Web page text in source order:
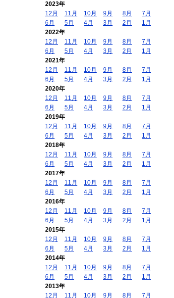
2023年
12月
11月 10月 9月 8月
7月
6月
5月 4月 3月 2月
1月
2022年
12月
11月 10月 9月 8月
7月
6月
5月 4月 3月 2月
1月
2021年
12月
11月 10月 9月 8月
7月
6月
5月 4月 3月 2月
1月
2020年
12月
11月 10月 9月 8月
7月
6月
5月 4月 3月 2月
1月
2019年
12月
11月 10月 9月 8月
7月
6月
5月 4月 3月 2月
1月
2018年
12月
11月 10月 9月 8月
7月
6月
5月 4月 3月 2月
1月
2017年
12月
11月 10月 9月 8月
7月
6月
5月 4月 3月 2月
1月
2016年
12月
11月 10月 9月 8月
7月
6月
5月 4月 3月 2月
1月
2015年
12月
11月 10月 9月 8月
7月
6月
5月 4月 3月 2月
1月
2014年
12月
11月 10月 9月 8月
7月
6月
5月 4月 3月 2月
1月
2013年
12月
11月 10月 9月 8月 7月